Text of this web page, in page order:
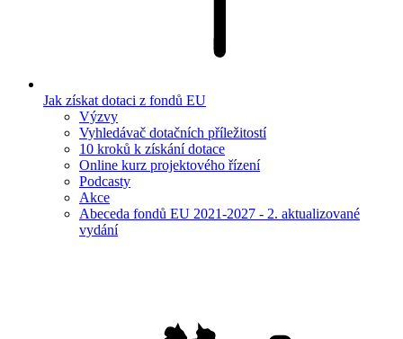
Jak získat dotaci z fondů EU
Výzvy
Vyhledávač dotačních příležitostí
10 kroků k získání dotace
Online kurz projektového řízení
Podcasty
Akce
Abeceda fondů EU 2021-2027 - 2. aktualizované
vydání